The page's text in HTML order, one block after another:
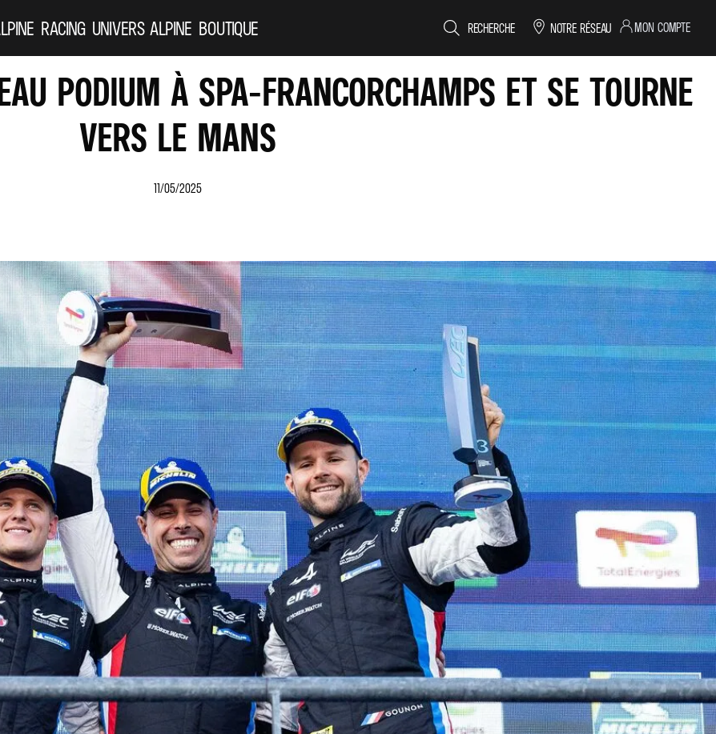
RACING UNIVERS ALPINE BOUTIQUE RECHERCHE NOTRE RÉSEAU MON COMPTE
PODIUM À SPA-FRANCORCHAMPS ET SE TOURNE
VERS LE MANS
11/05/2025